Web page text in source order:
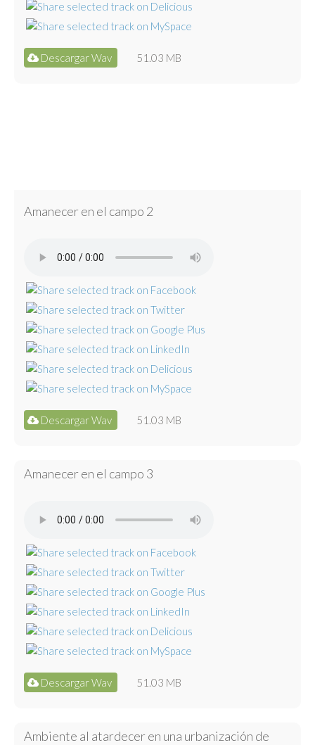
Descargar Wav 51.03 MB
Amanecer en el campo 2
Descargar Wav 51.03 MB
Amanecer en el campo 3
Descargar Wav 51.03 MB
Ambiente al atardecer en una urbanización de